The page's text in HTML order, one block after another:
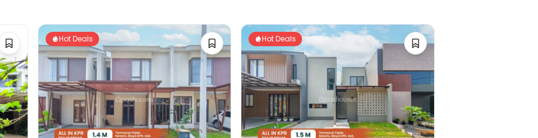
Hot Deals Hot Deals